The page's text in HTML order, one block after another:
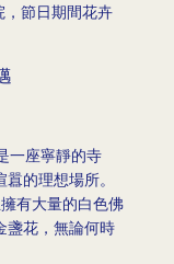
節日期間花卉
一座寧靜的寺
的理想場所。
有大量的白色佛
盞花，無論何時